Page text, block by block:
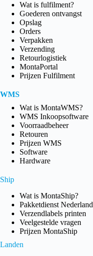
Wat is fulfilment?
Goederen ontvangst
Opslag
Orders
Verpakken
Verzending
Retourlogistiek
MontaPortal
Prijzen Fulfilment
WMS
Wat is MontaWMS?
WMS Inkoopsoftware
Voorraadbeheer
Retouren
Prijzen WMS
Software
Hardware
Ship
Wat is MontaShip?
Pakketdienst Nederland
Verzendlabels printen
Veelgestelde vragen
Prijzen MontaShip
Landen